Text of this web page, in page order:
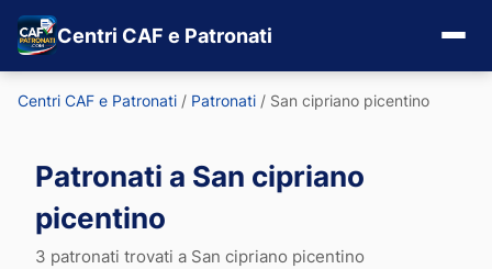
Centri CAF e Patronati
Centri CAF e Patronati / Patronati / San cipriano picentino
Patronati a San cipriano
picentino
3 patronati trovati a San cipriano picentino